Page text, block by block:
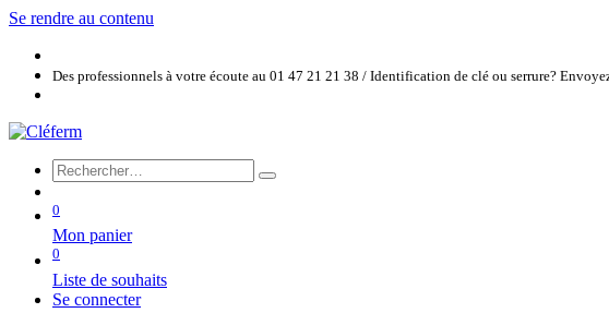
Se rendre au contenu
Des professionnels à votre écoute au 01 47 21 21 38 / Identification de clé ou serrure?
0
Mon panier
0
Liste de souhaits
Se connecter